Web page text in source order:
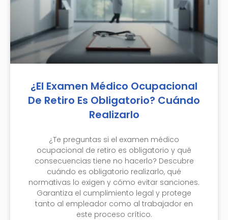
¿El Examen Médico Ocupacional
De Retiro Es Obligatorio? Cuándo
Realizarlo
¿Te preguntas si el examen médico
ocupacional de retiro es obligatorio y qué
consecuencias tiene no hacerlo? Descubre
cuándo es obligatorio realizarlo, qué
normativas lo exigen y cómo evitar sanciones.
Garantiza el cumplimiento legal y protege
tanto al empleador como al trabajador en
este proceso crítico.